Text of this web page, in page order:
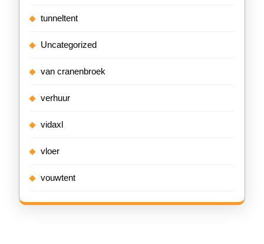
tunneltent
Uncategorized
van cranenbroek
verhuur
vidaxl
vloer
vouwtent